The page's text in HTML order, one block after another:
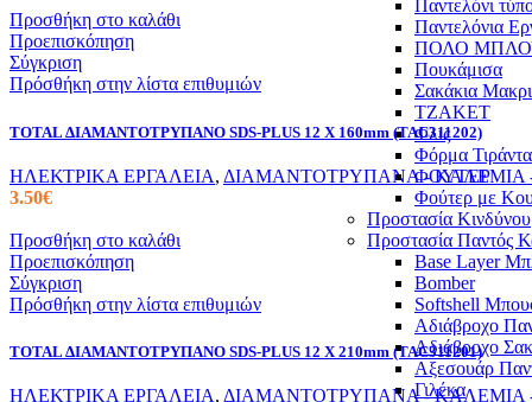
Παντελόνι
Παντελόνια
ΠΟΛΟ
Πουκάμισα
Σακάκια
ΤΖΑΚΕΤ
Φλις
Φόρμα Τιράντα
ΦΟΥΤΕΡ
Φούτερ με
Προστασία Κινδύνου
Προστασία Παντός
Base Layer
Bomber
Softshell
Αδιάβροχο
Αδιάβροχο
Αξεσουάρ
Γιλέκα
Προσθήκη στο καλάθι
Προεπισκόπηση
Σύγκριση
Πρόσθήκη στην λίστα επιθυμιών
TOTAL ΔΙΑΜΑΝΤΟΤΡΥΠΑΝΟ SDS-PLUS 12 X 160mm (TAC311202)
ΗΛΕΚΤΡΙΚΑ ΕΡΓΑΛΕΙΑ, ΔΙΑΜΑΝΤΟΤΡΥΠΑΝΑ - ΚΑΛΕΜΙΑ -
3.50€
Προσθήκη στο καλάθι
Προεπισκόπηση
Σύγκριση
Πρόσθήκη στην λίστα επιθυμιών
TOTAL ΔΙΑΜΑΝΤΟΤΡΥΠΑΝΟ SDS-PLUS 12 X 210mm (TAC311201)
ΗΛΕΚΤΡΙΚΑ ΕΡΓΑΛΕΙΑ, ΔΙΑΜΑΝΤΟΤΡΥΠΑΝΑ - ΚΑΛΕΜΙΑ -